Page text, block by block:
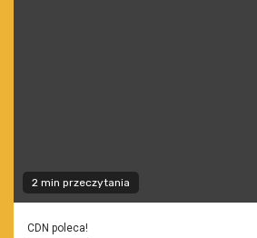
2 min przeczytania
CDN poleca!